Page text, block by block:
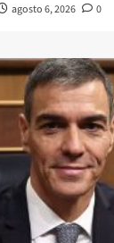
agosto 6, 2026 0